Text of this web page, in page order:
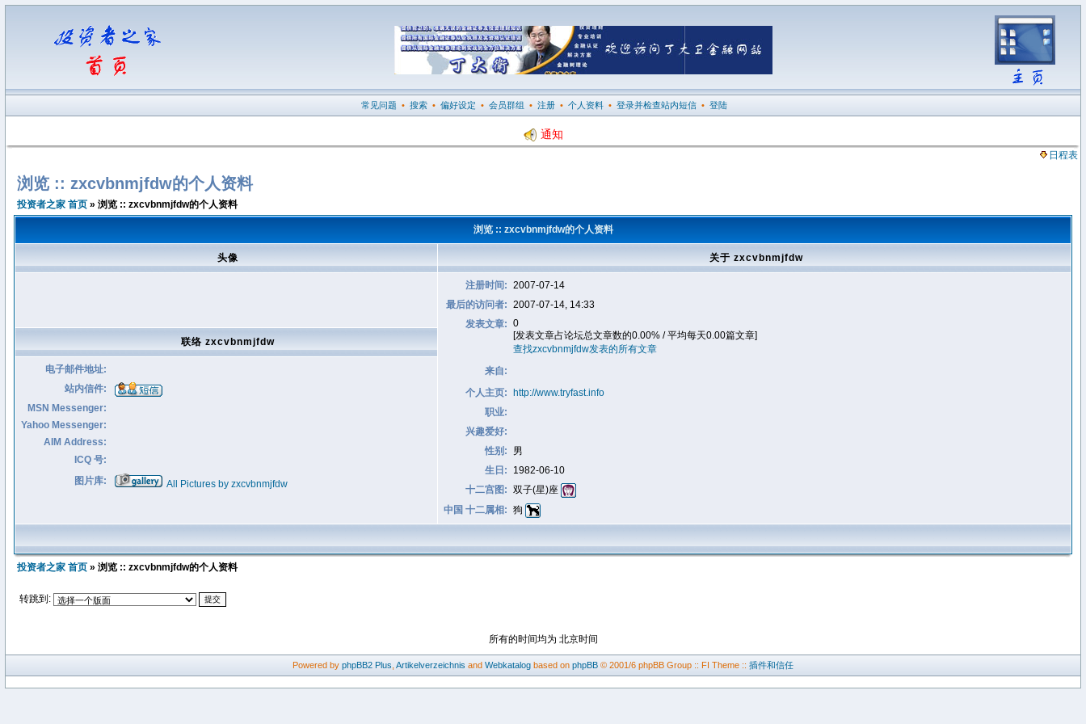
常见问题 • 搜索 • 偏好设定 • 会员群组 • 注册 • 个人资料 • 登录并检查站内短信 • 登陆
通知
日程表
浏览 :: zxcvbnmjfdw的个人资料
投资者之家 首页 » 浏览 :: zxcvbnmjfdw的个人资料
浏览 :: zxcvbnmjfdw的个人资料
头像 关于 zxcvbnmjfdw
注册时间: 2007-07-14
最后的访问者: 2007-07-14, 14:33
发表文章: 0
[发表文章占论坛总文章数的0.00% / 平均每天0.00篇文章]
查找zxcvbnmjfdw发表的所有文章
来自:
个人主页:
http://www.tryfast.info
职业:
兴趣爱好:
性别:
男
生日:
1982-06-10
十二宫图: 双子(星)座
中国 十二属相: 狗
联络 zxcvbnmjfdw
电子邮件地址:
站内信件:
MSN Messenger:
Yahoo Messenger:
AIM Address:
ICQ 号:
图片库:
All Pictures by zxcvbnmjfdw
投资者之家 首页 » 浏览 :: zxcvbnmjfdw的个人资料
转跳到:
所有的时间均为 北京时间
Powered by phpBB2 Plus Artikelverzeichnis and Webkatalog based on phpBB © 2001/6 phpBB Group :: FI Theme :: 插件和信任